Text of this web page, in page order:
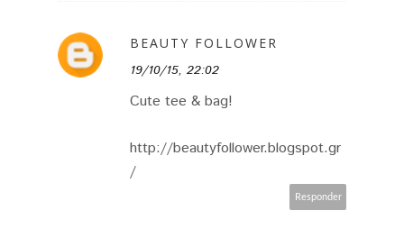
BEAUTY FOLLOWER
19/10/15, 22:02
Cute tee & bag!
http://beautyfollower.blogspot.gr
/
Responder